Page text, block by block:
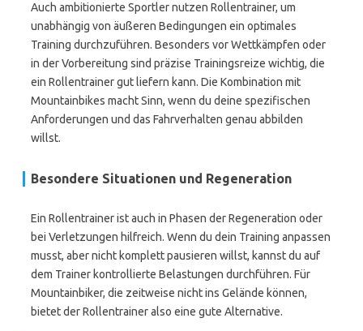
Auch ambitionierte Sportler nutzen Rollentrainer, um
unabhängig von äußeren Bedingungen ein optimales
Training durchzuführen. Besonders vor Wettkämpfen oder
in der Vorbereitung sind präzise Trainingsreize wichtig, die
ein Rollentrainer gut liefern kann. Die Kombination mit
Mountainbikes macht Sinn, wenn du deine spezifischen
Anforderungen und das Fahrverhalten genau abbilden
willst.
Besondere Situationen und Regeneration
Ein Rollentrainer ist auch in Phasen der Regeneration oder
bei Verletzungen hilfreich. Wenn du dein Training anpassen
musst, aber nicht komplett pausieren willst, kannst du auf
dem Trainer kontrollierte Belastungen durchführen. Für
Mountainbiker, die zeitweise nicht ins Gelände können,
bietet der Rollentrainer also eine gute Alternative.